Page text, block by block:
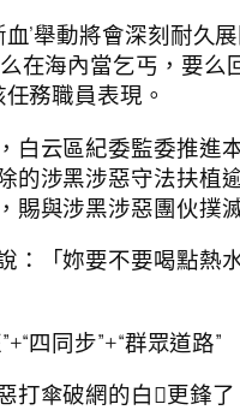
血’舉動將會深刻耐久
在海內當乞丐，要么
任務職員表現。
白云區紀委監委推進
的涉黑涉惡守法扶植
，賜與涉黑涉惡團伙撲
：「妳要不要喝點熱
四同步”+“群眾道路”
打傘破網的白更鋒了